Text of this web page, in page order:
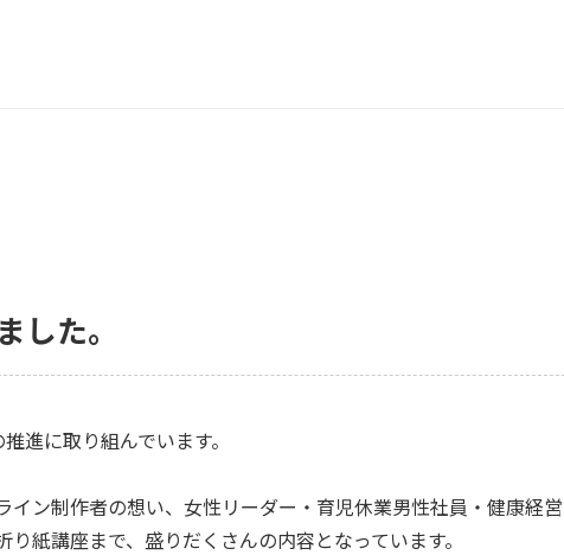
た。
進に取り組んでいます。
ン制作者の想い、女性リーダー・育児休業男性社員・健康経営
紙講座まで、盛りだくさんの内容となっています。